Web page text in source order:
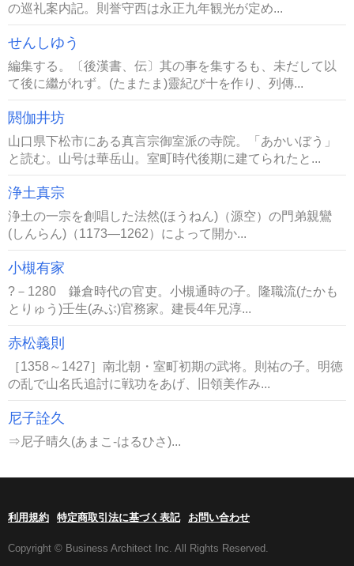
の巡礼案内記。則誉守西は永正九年観光が定め...
せんしゆう
編集する。〔後漢書、伝〕其の事を集するも、未だして以
て後に繼がれず。(たまたま)靈紀び十を作り、列傳...
閼伽井坊
山口県下松市にある真言宗御室派の寺院。「あかいぼう」
と読む。山号は華岳山。室町時代後期に建てられたと...
浄土真宗
浄土の一宗を創唱した法然(ほうねん)（源空）の門弟親鸞
(しんらん)（1173―1262）によって開か...
小槻有家
?－1280 鎌倉時代の官吏。小槻通時の子。隆職流(たかも
とりゅう)壬生(みぶ)官務家。建長4年兄淳...
赤松義則
［1358～1427］南北朝・室町初期の武将。則祐の子。明徳
の乱で山名氏追討に戦功をあげ、旧領美作み...
尼子詮久
⇒尼子晴久(あまこ-はるひさ)...
利用規約 特定商取引法に基づく表記 お問い合わせ
Copyright © Business Architect Inc. All Rights Reserved.